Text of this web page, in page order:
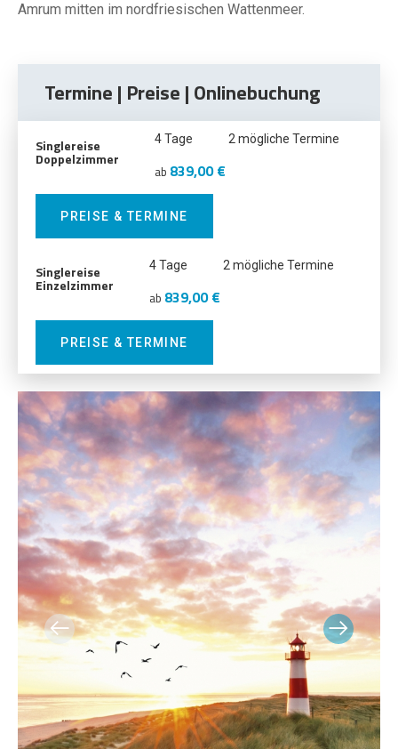
Amrum mitten im nordfriesischen Wattenmeer.
Termine | Preise | Onlinebuchung
Singlereise
Doppelzimmer
4 Tage 2 mögliche Termine
ab 839,00 €
PREISE & TERMINE
Singlereise
Einzelzimmer
4 Tage 2 mögliche Termine
ab 839,00 €
PREISE & TERMINE